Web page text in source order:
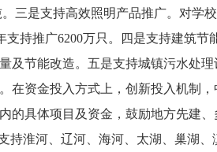
三是支持高效照明产品推广。对学
支持推广6200万只。四是支持建筑
及节能改造。五是支持城镇污水处
在资金投入方式上，创新投入机制
的具体项目及资金，鼓励地方先建
持淮河、辽河、海河、太湖、巢湖